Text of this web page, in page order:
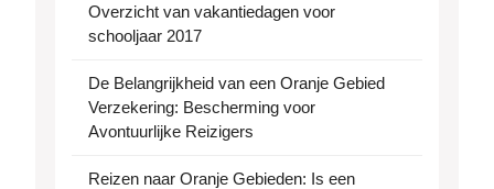
Overzicht van vakantiedagen voor
schooljaar 2017
De Belangrijkheid van een Oranje Gebied
Verzekering: Bescherming voor
Avontuurlijke Reizigers
Reizen naar Oranje Gebieden: Is een